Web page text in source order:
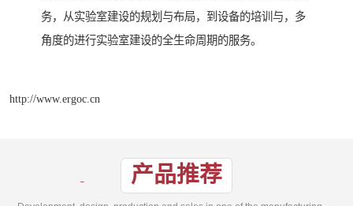
务，从实验室建设的规划与布局，到设备的培训与，多
角度的进行实验室建设的全生命周期的服务。
http://www.ergoc.cn
产品推荐